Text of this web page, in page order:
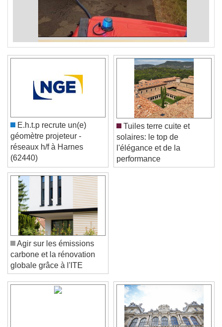
E.h.t.p recrute un(e)
géomètre projeteur -
réseaux h/f à Harnes
(62440)
Tuiles terre cuite et
solaires: le top de
l'élégance et de la
performance
Agir sur les émissions
carbone et la rénovation
globale grâce à l'ITE